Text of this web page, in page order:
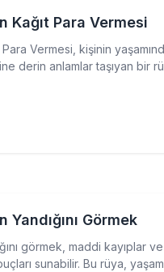
Kağıt Para Vermesi
Vermesi, kişinin
derin anlamlar taşıyan bir
Yandığını Görmek
görmek, maddi kayıplar
sunabilir. Bu rüya,